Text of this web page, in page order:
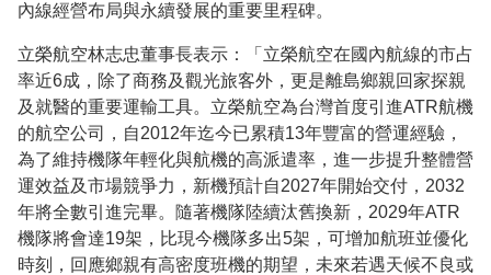
內線經營布局與永續發展的重要里程碑。
立榮航空林志忠董事長表示：「立榮航空在國內航線的市占
率近6成，除了商務及觀光旅客外，更是離島鄉親回家探親
及就醫的重要運輸工具。立榮航空為台灣首度引進ATR航機
的航空公司，自2012年迄今已累積13年豐富的營運經驗，
為了維持機隊年輕化與航機的高派遣率，進一步提升整體營
運效益及市場競爭力，新機預計自2027年開始交付，2032
年將全數引進完畢。隨著機隊陸續汰舊換新，2029年ATR
機隊將會達19架，比現今機隊多出5架，可增加航班並優化
時刻，回應鄉親有高密度班機的期望，未來若遇天候不良或